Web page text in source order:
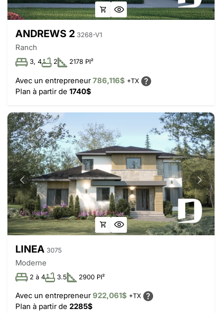
ANDREWS 2 3268-V1
Ranch
3, 4 2 2178 PI²
Avec un entrepreneur786,116$ +TX
Plan à partir de 1740$
LINEA 3075
Moderne
2 à 4 3.5 2900 PI²
Avec un entrepreneur922,061$ +TX
Plan à partir de 2285$